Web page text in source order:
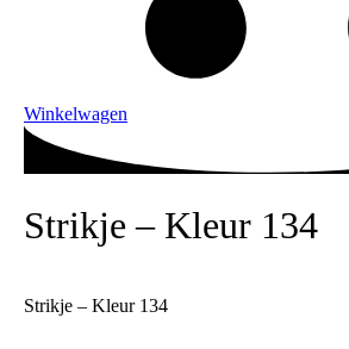
Winkelwagen
Strikje – Kleur 134
Strikje – Kleur 134